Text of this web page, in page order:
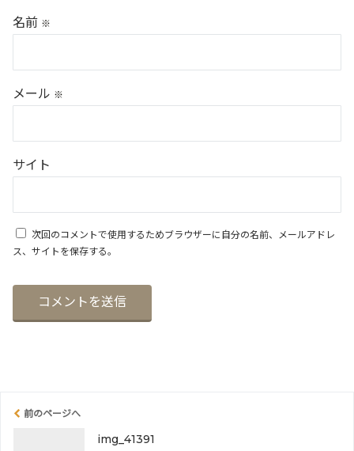
名前 ※
メール ※
サイト
次回のコメントで使用するためブラウザーに自分の名前、メールアドレ
ス、サイトを保存する。
前のページへ
img_41391